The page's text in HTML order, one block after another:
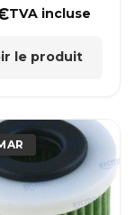
TVA incluse
le produit